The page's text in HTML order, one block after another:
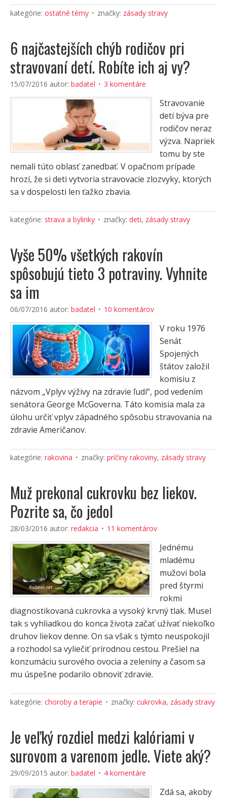
kategórie: ostatné témy značky: zásady stravy
6 najčastejších chýb rodičov pri
stravovaní detí. Robíte ich aj vy?
15/07/2016 autor: badatel 3 komentáre
Stravovanie
detí býva pre
rodičov neraz
výzva. Napriek
tomu by ste
nemali túto oblasť zanedbať. V opačnom prípade
hrozí, že si deti vytvoria stravovacie zlozvyky, ktorých
sa v dospelosti len ťažko zbavia.
kategórie: strava a bylinky značky: deti, zásady stravy
Vyše 50% všetkých rakovín
spôsobujú tieto 3 potraviny. Vyhnite
sa im
06/07/2016 autor: badatel 10 komentárov
V roku 1976
Senát
Spojených
štátov založil
komisiu z
názvom „Vplyv výživy na zdravie ľudí“, pod vedením
senátora George McGoverna. Táto komisia mala za
úlohu určiť vplyv západného spôsobu stravovania na
zdravie Američanov.
kategórie: rakovina značky: príčiny rakoviny, zásady stravy
Muž prekonal cukrovku bez liekov.
Pozrite sa, čo jedol
28/03/2016 autor: redakcia 11 komentárov
Jednému
mladému
mužovi bola
pred štyrmi
rokmi
diagnostikovaná cukrovka a vysoký krvný tlak. Musel
tak s vyhliadkou do konca života začať užívať niekoľko
druhov liekov denne. On sa však s týmto neuspokojil
a rozhodol sa vyliečiť prírodnou cestou. Prešiel na
konzumáciu surového ovocia a zeleniny a časom sa
mu úspešne podarilo obnoviť zdravie.
kategórie: choroby a terapie značky: cukrovka, zásady stravy
Je veľký rozdiel medzi kalóriami v
surovom a varenom jedle. Viete aký?
29/09/2015 autor: badatel 4 komentáre
Zdá sa, akoby